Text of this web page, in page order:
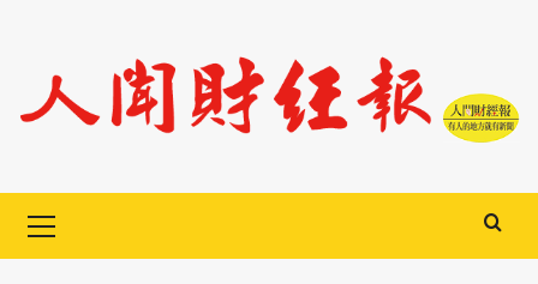
content
Menu